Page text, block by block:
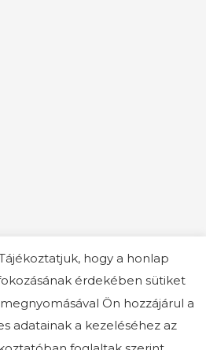
hogy a honlap
érdekében sütiket
Ön hozzájárul a
adatainak a kezeléséhez az